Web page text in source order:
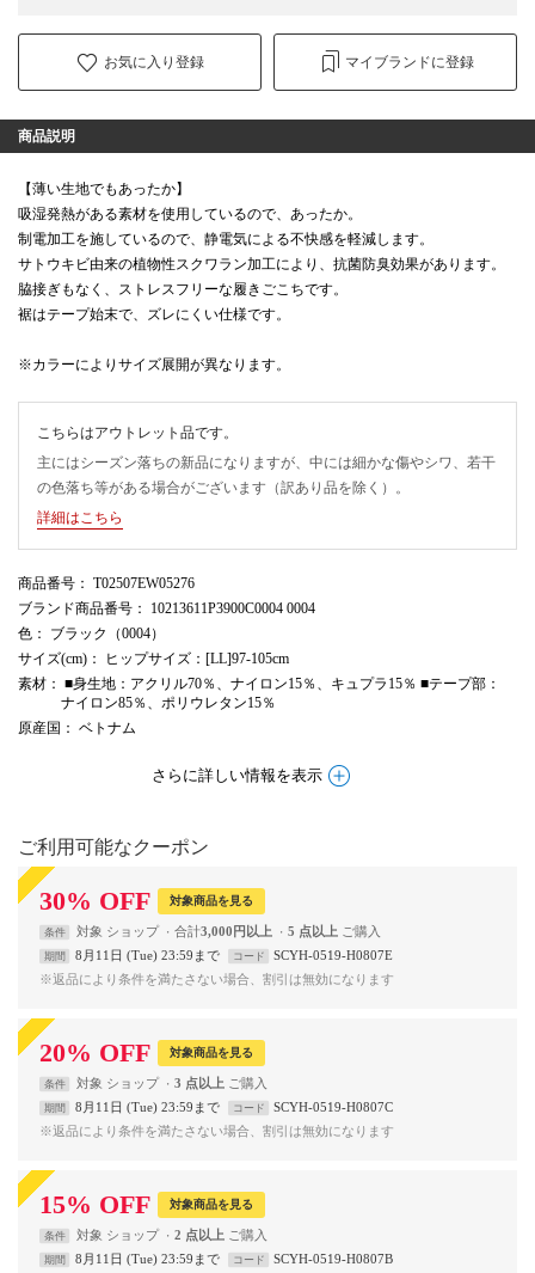
お気に入り登録 マイブランドに登録
商品説明
【薄い生地でもあったか】
吸湿発熱がある素材を使用しているので、あったか。
制電加工を施しているので、静電気による不快感を軽減します。
サトウキビ由来の植物性スクワラン加工により、抗菌防臭効果があります。
脇接ぎもなく、ストレスフリーな履きごこちです。
裾はテープ始末で、ズレにくい仕様です。
※カラーによりサイズ展開が異なります。
こちらはアウトレット品です。
主にはシーズン落ちの新品になりますが、中には細かな傷やシワ、若干
の色落ち等がある場合がございます（訳あり品を除く）。
詳細はこちら
商品番号 ： T02507EW05276
ブランド商品番号 ： 10213611P3900C0004 0004
色 ： ブラック（0004）
サイズ(cm) ： ヒップサイズ：[LL]97-105cm
素材 ： ■身生地：アクリル70％、ナイロン15％、キュプラ15％ ■テープ部：
ナイロン85％、ポリウレタン15％
原産国 ： ベトナム
さらに詳しい情報を表示
ご利用可能なクーポン
30% OFF 対象商品を見る
条件 対象 ショップ 合計3,000円以上 5 点以上
期間 8月11日 (Tue) 23:59まで コード
SCYH-0519-H0807E
※返品により条件を満たさない場合、割引は無効になります
20% OFF 対象商品を見る
条件 対象 ショップ 3 点以上
期間 8月11日 (Tue) 23:59まで コード
SCYH-0519-H0807C
※返品により条件を満たさない場合、割引は無効になります
15% OFF 対象商品を見る
条件 対象 ショップ 2 点以上
期間 8月11日 (Tue) 23:59まで コード
SCYH-0519-H0807B